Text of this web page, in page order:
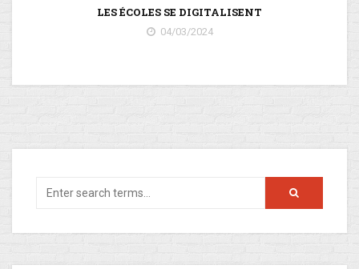
LES ÉCOLES SE DIGITALISENT
04/03/2024